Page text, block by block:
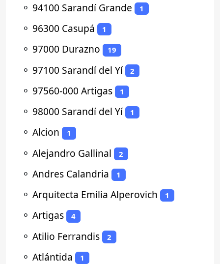
⚬ 94100 Sarandí Grande 1
⚬ 96300 Casupá 1
⚬ 97000 Durazno 19
⚬ 97100 Sarandí del Yí 2
⚬ 97560-000 Artigas 1
⚬ 98000 Sarandí del Yí 1
⚬ Alcion 1
⚬ Alejandro Gallinal 2
⚬ Andres Calandria 1
⚬ Arquitecta Emilia Alperovich 1
⚬ Artigas 4
⚬ Atilio Ferrandis 2
⚬ Atlántida 1